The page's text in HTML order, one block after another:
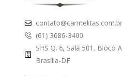
contato@carmelitas.com.br
(61) 3686-3400
SHS Q. 6, Sala 501, Bloco
Brasília-DF